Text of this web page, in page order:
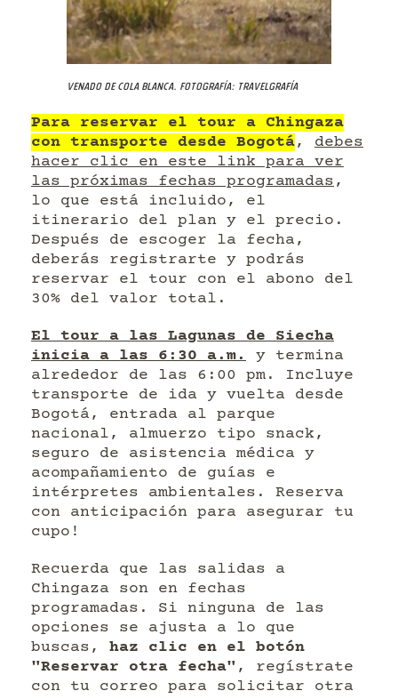
Venado de cola blanca. Fotografía: Travelgrafía
Para reservar el tour a Chingaza
con transporte desde Bogotá, debes
hacer clic en este link para ver
las próximas fechas programadas ,
lo que está incluido, el
itinerario del plan y el precio.
Después de escoger la fecha,
deberás registrarte y podrás
reservar el tour con el abono del
30% del valor total.
El tour a las Lagunas de Siecha
inicia a las 6:30 a.m.
y termina
alrededor de las 6:00 pm. Incluye
transporte de ida y vuelta desde
Bogotá, entrada al parque
nacional, almuerzo tipo snack,
seguro de asistencia médica y
acompañamiento de guías e
intérpretes ambientales. Reserva
con anticipación para asegurar tu
cupo!
Recuerda que las salidas a
Chingaza son en fechas
programadas. Si ninguna de las
opciones se ajusta a lo que
buscas, haz clic en el botón
"Reservar otra fecha" , regístrate
con tu correo para solicitar otra